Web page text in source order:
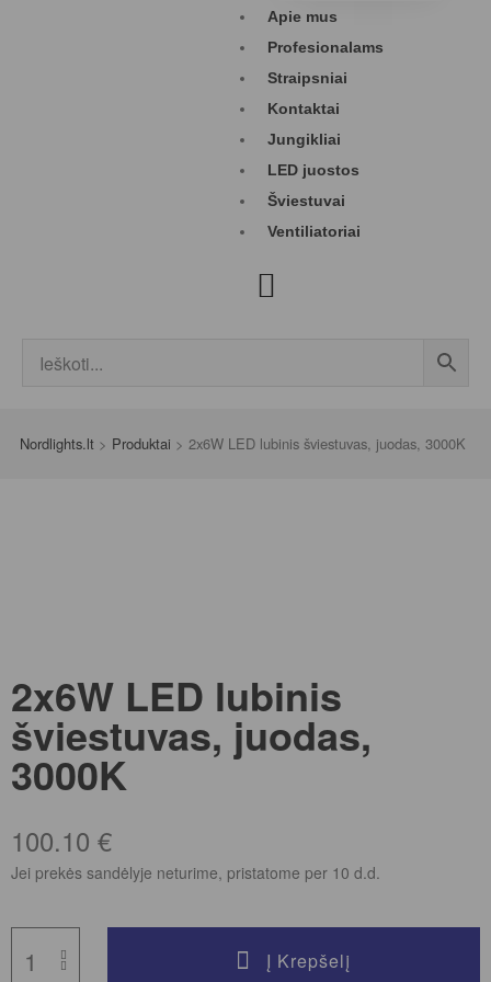
Apie mus
Profesionalams
Straipsniai
Kontaktai
Jungikliai
LED juostos
Šviestuvai
Ventiliatoriai
Nordlights.lt > Produktai > 2x6W LED lubinis šviestuvas, juodas, 3000K
2x6W LED lubinis
šviestuvas, juodas,
3000K
100.10 €
Jei prekės sandėlyje neturime, pristatome per 10 d.d.
Į Krepšelį